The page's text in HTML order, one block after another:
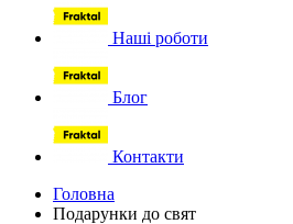
Наші роботи
Блог
Контакти
Головна
Подарунки до свят